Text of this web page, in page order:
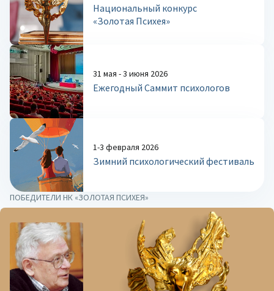
Национальный конкурс
«Золотая Психея»
31 мая - 3 июня 2026
Ежегодный Саммит психологов
1-3 февраля 2026
Зимний психологический фестиваль
ПОБЕДИТЕЛИ НК «ЗОЛОТАЯ ПСИХЕЯ»